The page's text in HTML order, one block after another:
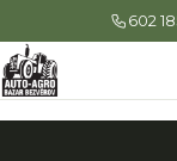
602